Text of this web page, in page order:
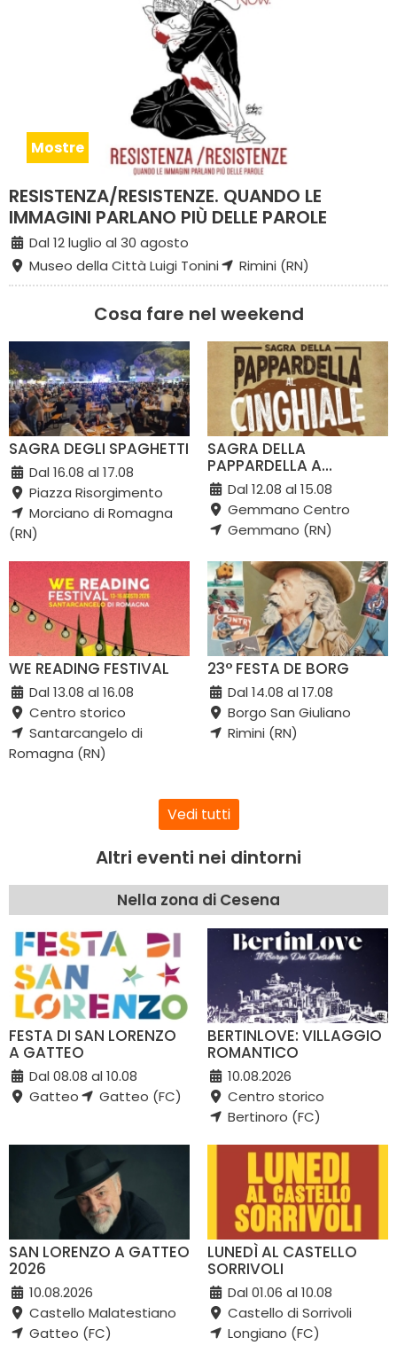
Mostre
RESISTENZA/RESISTENZE. QUANDO LE
IMMAGINI PARLANO PIÙ DELLE PAROLE
Dal 12 luglio al 30 agosto
Museo della Città Luigi Tonini
Rimini (RN)
Cosa fare nel weekend
SAGRA DEGLI SPAGHETTI
Dal 16.08 al 17.08
Piazza Risorgimento
Morciano di Romagna
(RN)
SAGRA DELLA
PAPPARDELLA A...
Dal 12.08 al 15.08
Gemmano Centro
Gemmano (RN)
WE READING FESTIVAL
Dal 13.08 al 16.08
Centro storico
Santarcangelo di
Romagna (RN)
23° FESTA DE BORG
Dal 14.08 al 17.08
Borgo San Giuliano
Rimini (RN)
Vedi tutti
Altri eventi nei dintorni
Nella zona di Cesena
FESTA DI SAN LORENZO
A GATTEO
Dal 08.08 al 10.08
Gatteo
Gatteo (FC)
BERTINLOVE: VILLAGGIO
ROMANTICO
10.08.2026
Centro storico
Bertinoro (FC)
SAN LORENZO A GATTEO
2026
10.08.2026
Castello Malatestiano
Gatteo (FC)
LUNEDÌ AL CASTELLO
SORRIVOLI
Dal 01.06 al 10.08
Castello di Sorrivoli
Longiano (FC)